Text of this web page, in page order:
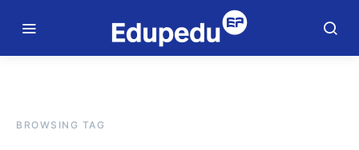
BROWSING TAG